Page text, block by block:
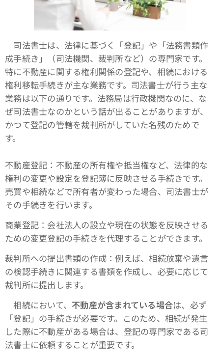
司法書士は、法律に基づく「登記」や「法務書類作
成手続き」（司法機関、裁判所など）の専門家です。
特に不動産に関する権利関係の登記や、相続における
権利移転手続きが主な業務です。司法書士が行う主な
業務は以下の通りです。法務局は行政機関なのに、な
ぜ司法書士なのかという話が出ることがありますが、
かつて登記の管轄を裁判所がしていた名残のためで
す。
不動産登記：不動産の所有権や抵当権など、法律的な
権利の変更や設定を登記簿に反映させる手続きです。
売買や相続などで所有者が変わった場合、司法書士が
その手続きを行います。
商業登記：会社法人の設立や現在の状態を反映させる
ための変更登記の手続きを代理することができます。
裁判所への提出書類の作成：例えば、相続放棄や遺言
の検認手続きに関連する書類を作成し、必要に応じて
裁判所に提出します。
相続において、 不動産が含まれている場合は、必ず
「登記」の手続きが必要です。このため、相続が発生
した際に不動産がある場合は、登記の専門家である司
法書士に依頼することが重要です。